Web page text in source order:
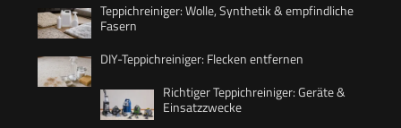
Teppichreiniger: Wolle, Synthetik & empfindliche
Fasern
DIY-Teppichreiniger: Flecken entfernen
Richtiger Teppichreiniger: Geräte &
Einsatzzwecke